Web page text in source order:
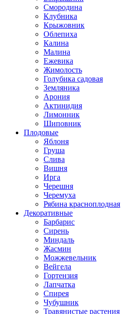
Смородина
Клубника
Крыжовник
Облепиха
Калина
Малина
Ежевика
Жимолость
Голубика садовая
Земляника
Арония
Актинидия
Лимонник
Шиповник
Плодовые
Яблоня
Груша
Слива
Вишня
Ирга
Черешня
Черемуха
Рябина красноплодная
Декоративные
Барбарис
Сирень
Миндаль
Жасмин
Можжевельник
Вейгела
Гортензия
Лапчатка
Спирея
Чубушник
Травянистые растения